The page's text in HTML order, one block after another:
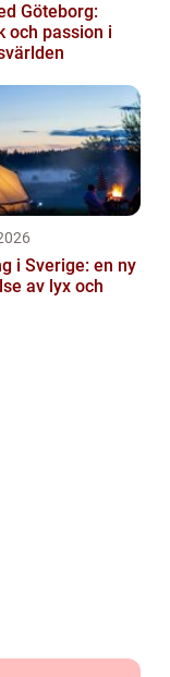
Göteborg:
och passion i
i Sverige: en ny
av lyx och